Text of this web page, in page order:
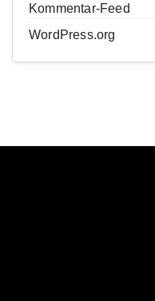
Kommentar-Feed
WordPress.org